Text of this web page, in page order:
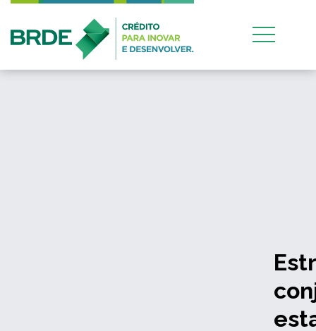
conjunta entre os quatro